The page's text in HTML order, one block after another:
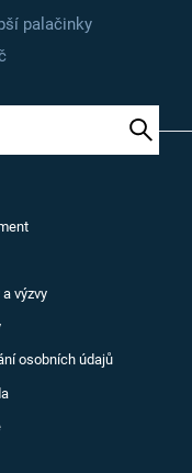
palačinky
výzvy
osobních údajů